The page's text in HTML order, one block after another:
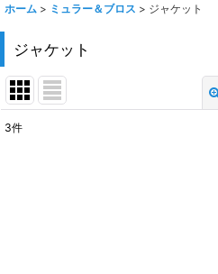
ホーム > ミュラー＆ブロス > ジャケット
ジャケット
3件